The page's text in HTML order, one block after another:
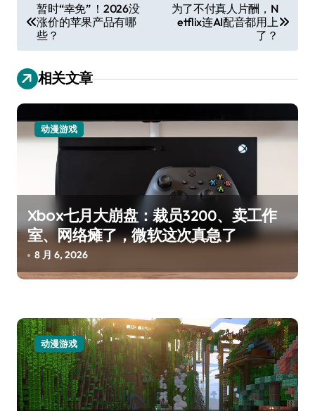
章
导
航
暂时“幸免” ！2026没
涨价的苹果产品有哪
些？
为了不付真人片酬，N
etflix连AI配音都用上
了？
相关文章
动漫游戏
Xbox七月大崩盘：裁员3200、卖工作
室、网络瘫了，微软这次真急了
8 月 6, 2026
动漫游戏